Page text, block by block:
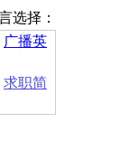
选择：
广播英
求职简